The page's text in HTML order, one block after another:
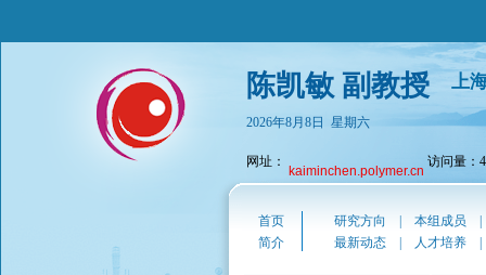
陈凯敏 副教授 上
2026年8月8日 星期六
网址：
kaiminchen.polymer.cn 访问量：
首页 研究方向 本组成员
简介
最新动态 人才培养